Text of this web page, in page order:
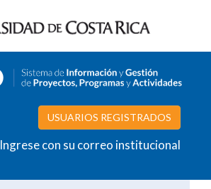
USUARIOS REGISTRADOS
Ingrese con su correo institucional